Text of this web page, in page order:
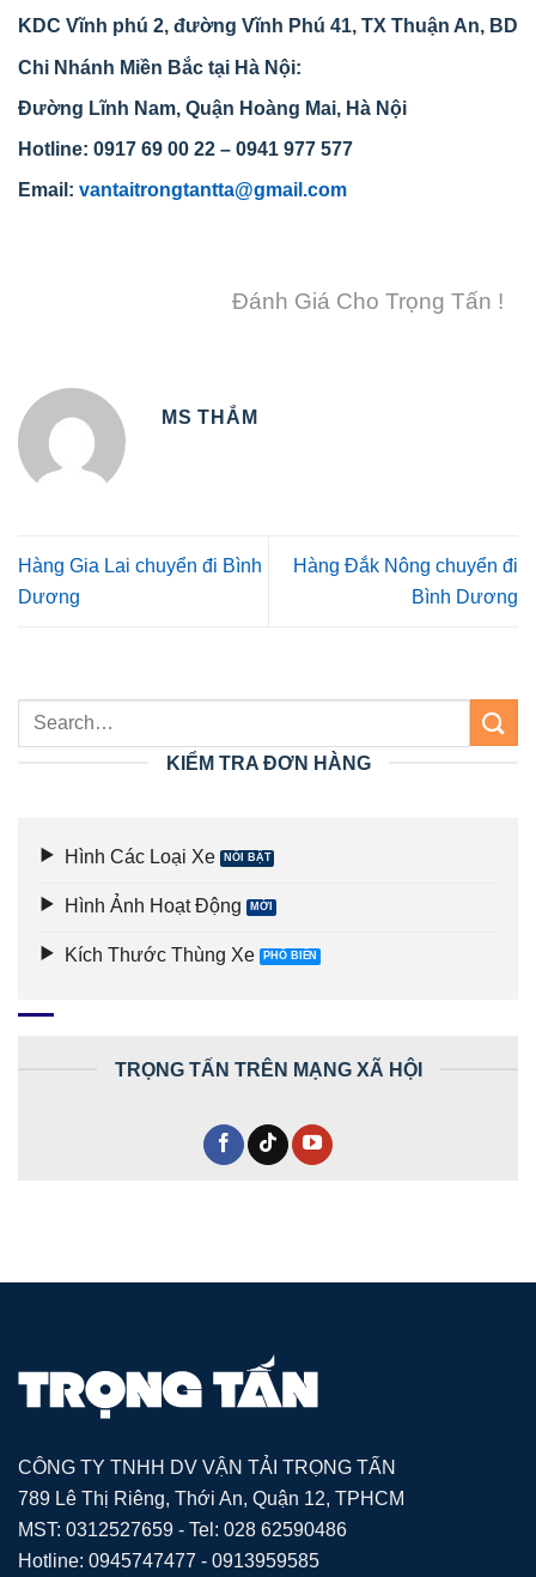
KDC Vĩnh phú 2, đường Vĩnh Phú 41, TX Thuận An, BD
Chi Nhánh Miền Bắc tại Hà Nội:
Đường Lĩnh Nam, Quận Hoàng Mai, Hà Nội
Hotline: 0917 69 00 22 – 0941 977 577
Email: vantaitrongtantta@gmail.com
Đánh Giá Cho Trọng Tấn !
MS THẮM
Hàng Gia Lai chuyển đi Bình
Dương
Hàng Đắk Nông chuyển đi
Bình Dương
KIỂM TRA ĐƠN HÀNG
Hình Các Loại Xe
Hình Ảnh Hoạt Động
Kích Thước Thùng Xe
TRỌNG TẤN TRÊN MẠNG XÃ HỘI
CÔNG TY TNHH DV VẬN TẢI TRỌNG TẤN
789 Lê Thị Riêng, Thới An, Quận 12, TPHCM
MST: 0312527659 - Tel: 028 62590486
Hotline: 0945747477 - 0913959585